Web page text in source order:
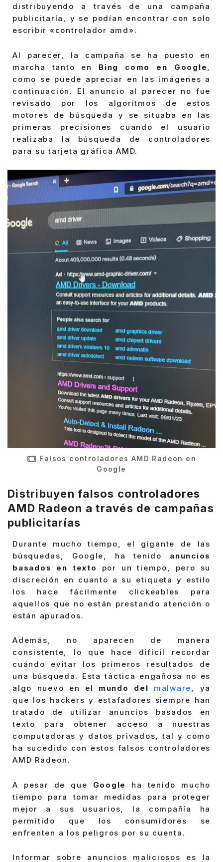
distribuyendo a través de una campaña
publicitaría, y se podían encontrar con solo
escribir «controlador amd».
Al parecer, la campaña se ha puesto en
marcha tanto en
Bing como en Google,
como se puede apreciar en las imágenes a
continuación. El anuncio al parecer no fue
revisado por los algoritmos de estos
motores de búsqueda y se situaba en las
primeras precisiones cuando el usuario
realizaba la búsqueda de controladores
para su tarjeta gráfica AMD.
Falsos controladores AMD Radeon en
Google
Distribuyen falsos controladores
AMD Radeon a través de campañas
publicitarías
Durante mucho tiempo, el gigante de las
búsquedas, Google, ha tenido
anuncios
basados en texto por un tiempo, pero su
discreción en cuanto a su etiqueta y estilo
los hace fácilmente clickeables para
aquellos que no están prestando atención o
están apurados.
Además, no aparecen de manera
consistente, lo que hace difícil recordar
cuándo evitar los primeros resultados de
una búsqueda. Esta táctica engañosa no es
algo nuevo en el mundo del malware, ya
que los hackers y estafadores siempre han
tratado de utilizar anuncios basados en
texto para obtener acceso a nuestras
computadoras y datos privados, tal y como
ha sucedido con estos falsos controladores
AMD Radeon.
A pesar de que Google
ha tenido mucho
tiempo para tomar medidas para proteger
mejor a sus usuarios, la compañía ha
permitido que los consumidores se
enfrenten a los peligros por su cuenta.
Informar sobre anuncios maliciosos es la